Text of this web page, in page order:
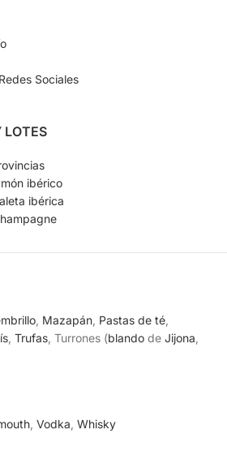
Sociales
LOTES
ibérico
ibérica
Mazapán Pastas de té
Trufas , Turrones (blando de Jijona
Vodka Whisky